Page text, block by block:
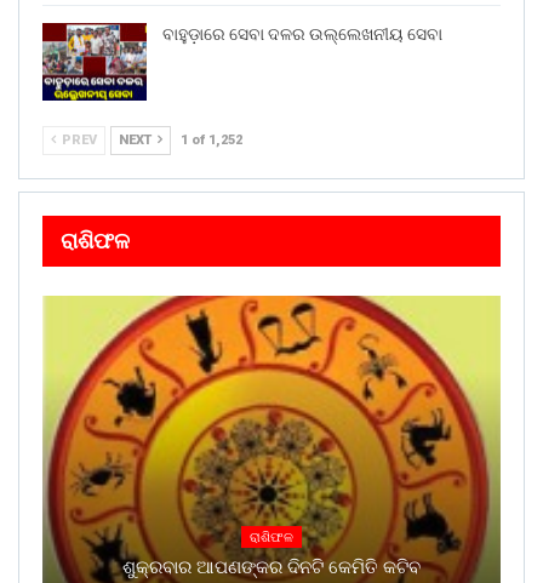
ବାହୁଡ଼ାରେ ସେବା ଦଳର ଉଲ୍ଲେଖନୀୟ ସେବା
PREV NEXT 1 of 1,252
ରାଶିଫଳ
ରାଶିଫଳ
ଶୁକ୍ରବାର ଆପଣଙ୍କର ଦିନଟି କେମିତି କଟିବ